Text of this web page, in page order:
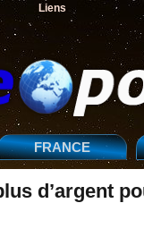
Liens
FRANCE
d’argent